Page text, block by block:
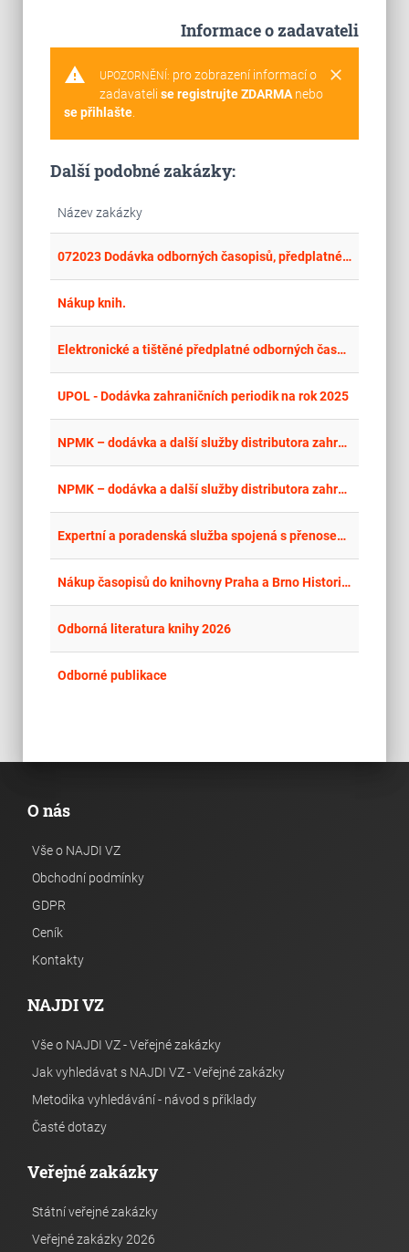
Informace o zadavateli
warning clear
UPOZORNĚNÍ: pro zobrazení informací o
zadavateli se registrujte ZDARMAnebo
se přihlašte.
Další podobné zakázky:
Název zakázky
072023 Dodávka odborných časopisů, předplatné na rok 2024
Nákup knih.
Elektronické a tištěné předplatné odborných časopisů
UPOL - Dodávka zahraničních periodik na rok 2025
NPMK – dodávka a další služby distributora zahraničních periodik pro Pedagogickou knihovnu J. A. Komenského v letech 2025–2026
NPMK – dodávka a další služby distributora zahraničních periodik pro Pedagogickou knihovnu J. A. Komenského v letech 2025–2026 - kopie
Expertní a poradenská služba spojená s přenosem výsledků lesnického a mysliveckého výzkumu pro praxi v letech 2025 – 2029
Nákup časopisů do knihovny Praha a Brno Historického ústavu
Odborná literatura knihy 2026
Odborné publikace
O nás
Vše o NAJDI VZ
Obchodní podmínky
GDPR
Ceník
Kontakty
NAJDI VZ
Vše o NAJDI VZ - Veřejné zakázky
Jak vyhledávat s NAJDI VZ - Veřejné zakázky
Metodika vyhledávání - návod s příklady
Časté dotazy
Veřejné zakázky
Státní veřejné zakázky
Veřejné zakázky 2026